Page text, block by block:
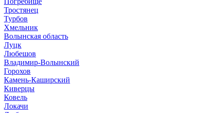
Тростянец
Турбов
Хмельник
Волынская область
Луцк
Любешов
Владимир-Волынский
Горохов
Камень-Каширский
Киверцы
Ковель
Локачи